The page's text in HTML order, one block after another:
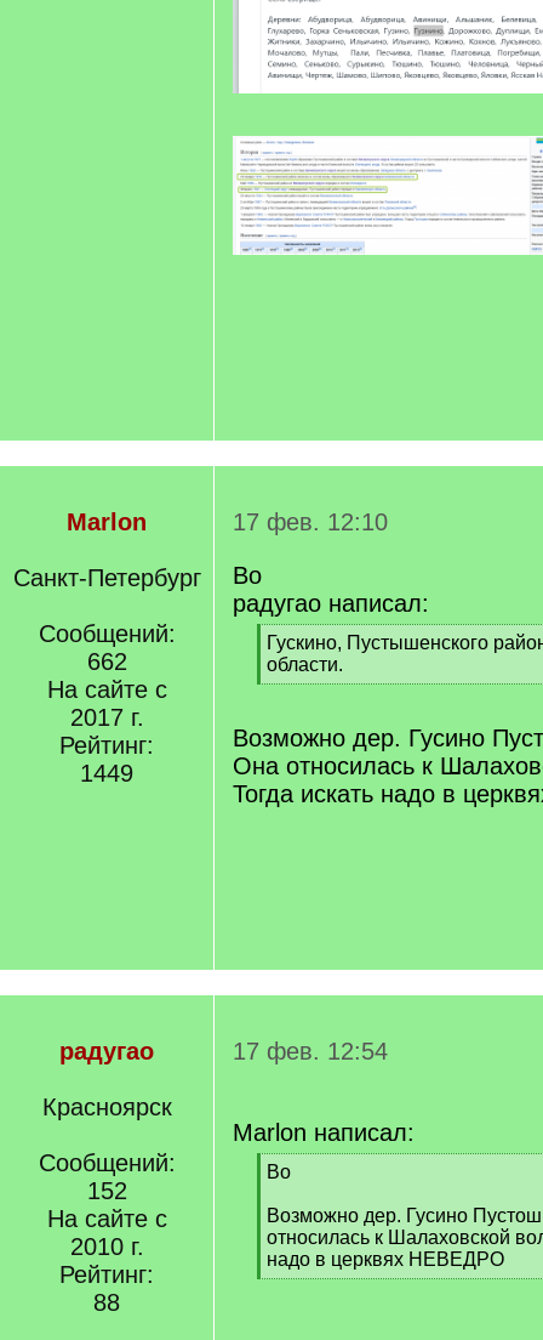
Marlon
Санкт-Петербург
Сообщений:
662
На сайте с
2017 г.
Рейтинг:
1449
17 фев. 12:10
Во
радугао написал:
[
q
]
Гускино, Пустышенского
области.
[
q
]
Возможно дер. Гусино
Она относилась к
Тогда искать надо в
радугао
Красноярск
Сообщений:
152
На сайте с
2010 г.
Рейтинг:
88
17 фев. 12:54
Marlon написал:
[
]
Во
Возможно дер. Гусино
относилась к Шалаховской
надо в церквях НЕВЕДРО
[